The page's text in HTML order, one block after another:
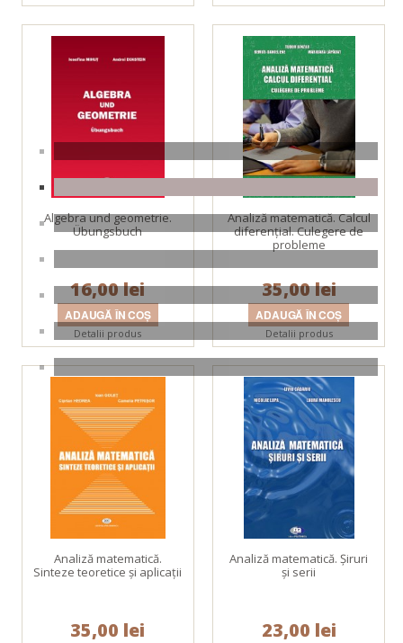
Algebra und geometrie.
Übungsbuch
16,00 lei
Detalii produs
Analiză matematică. Calcul
diferenţial. Culegere de
probleme
35,00 lei
Detalii produs
Analiză matematică.
Sinteze teoretice şi aplicaţii
35,00 lei
Analiză matematică. Şiruri
şi serii
23,00 lei